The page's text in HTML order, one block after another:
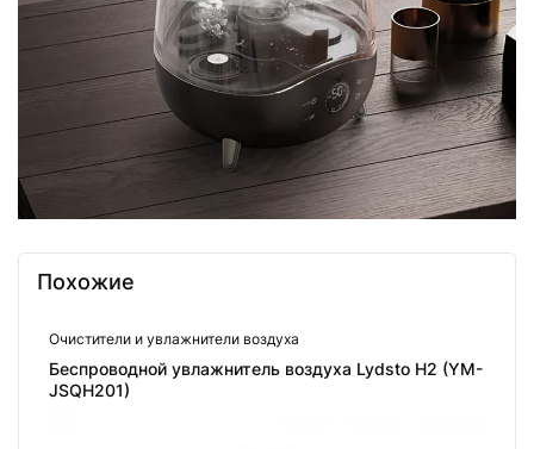
Похожие
Очистители и увлажнители воздуха
Беспроводной увлажнитель воздуха Lydsto H2 (YM-
JSQH201)